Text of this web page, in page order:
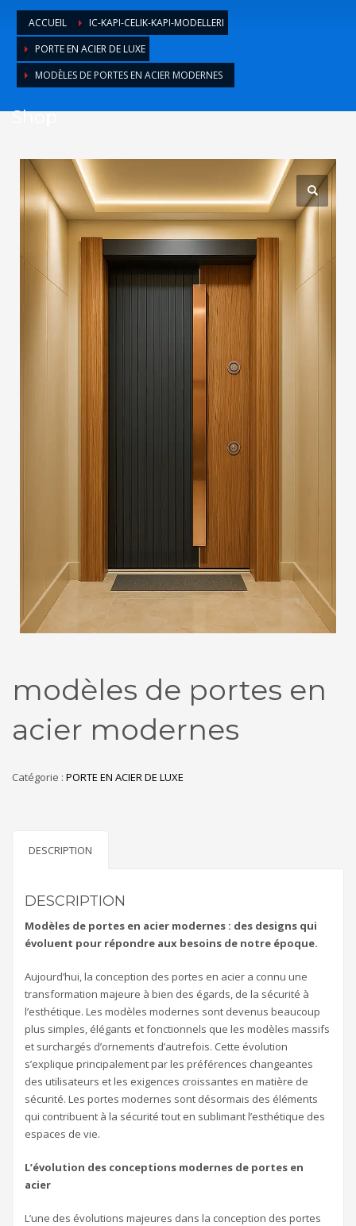
1 Login or create new account.
2 Review your order.
3 Payment &FREEshipment
email to support@website.com . Thank you!
Mon-Fri 9:00AM - 6:00AM
Sat - 9:00AM-5:00PM
Sundays by appointment only!
ACCUEIL
IC-KAPI-CELIK-KAPI-MODELLERI
PORTE EN ACIER DE LUXE
MODÈLES DE PORTES EN ACIER MODERNES
Shop
modèles de portes en
acier modernes
Catégorie : PORTE EN ACIER DE LUXE
DESCRIPTION
DESCRIPTION
Modèles de portes en acier modernes : des designs qui
évoluent pour répondre aux besoins de notre époque.
Aujourd’hui, la conception des portes en acier a connu une
transformation majeure à bien des égards, de la sécurité à
l’esthétique. Les modèles modernes sont devenus beaucoup
plus simples, élégants et fonctionnels que les modèles massifs
et surchargés d’ornements d’autrefois. Cette évolution
s’explique principalement par les préférences changeantes
des utilisateurs et les exigences croissantes en matière de
sécurité. Les portes modernes sont désormais des éléments
qui contribuent à la sécurité tout en sublimant l’esthétique des
espaces de vie.
L’évolution des conceptions modernes de portes en
acier
L’une des évolutions majeures dans la conception des portes